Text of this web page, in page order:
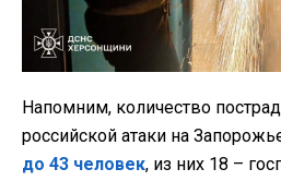
Напомним, количество
российской атаки на
до 43 человек, из них 18 –